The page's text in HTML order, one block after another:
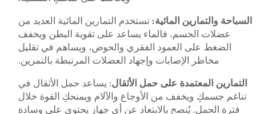
السباحة والتمارين المائية: تستخدم التمارين المائية العديد من
عضلات الجسم. فالماء يساعد على تقوية البطن ويخفف
الضغط على العمود الفقري والحوض، ويساهم في تقليل
مخاطر الإصابات وإجهاد العضلات المرتبطة بالتمرين.
التمارين المعتمدة على حمل الأثقال: يساعد حمل الأثقال في
تناغم جسمكِ ويخفف من الأوجاع والآلام ويمنحكِ القوة خلال
فترة الحمل. يُنصح بالابتعاد عن أي جهاز يحتوي على وسادة